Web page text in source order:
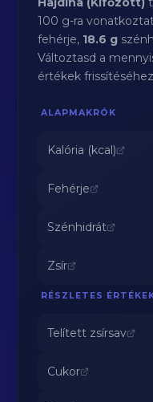
100 g-ra
fehérje, 18.6 g
Változtasd a
értékek
ALAPMAKRÓK
Kalória (kcal)
Fehérje
Szénhidrát
Zsír
RÉSZLETES
Telített zsírsav
Cukor